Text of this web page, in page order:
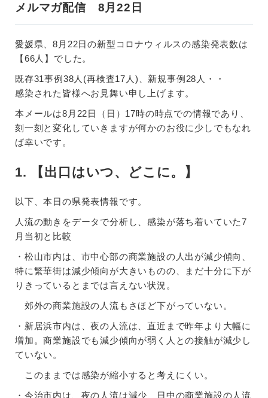
メルマガ配信 8月22日
愛媛県、8月22日の新型コロナウィルスの感染発表数は
【66人】でした。
既存31事例38人(再検査17人)、新規事例28人・・
感染された皆様へお見舞い申し上げます。
本メールは8月22日（日）17時の時点での情報であり、
刻一刻と変化していきますが何かのお役に少しでもなれ
ば幸いです。
1. 【出口はいつ、どこに。】
以下、本日の県発表情報です。
人流の動きをデータで分析し、感染が落ち着いていた7
月当初と比較
・松山市内は、市中心部の商業施設の人出が減少傾向、
特に繁華街は減少傾向が大きいものの、まだ十分に下が
りきっているとまでは言えない状況。
郊外の商業施設の人流もさほど下がっていない。
・新居浜市内は、夜の人流は、直近まで昨年より大幅に
増加。商業施設でも減少傾向が弱く人との接触が減少し
ていない。
このままでは感染が縮小すると考えにくい。
・今治市内は、夜の人流は減少、日中の商業施設の人流